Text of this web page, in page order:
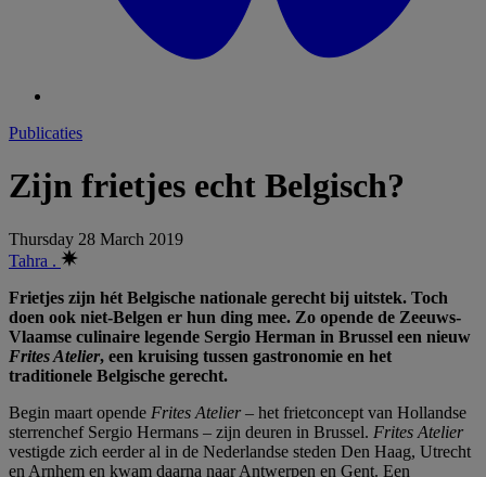
Publicaties
Zijn frietjes echt Belgisch?
Thursday 28 March 2019
Tahra .
Frietjes zijn hét Belgische nationale gerecht bij uitstek. Toch
doen ook niet-Belgen er hun ding mee. Zo opende de Zeeuws-
Vlaamse culinaire legende Sergio Herman in Brussel een nieuw
Frites Atelier, een kruising tussen gastronomie en het
traditionele Belgische gerecht.
Begin maart opende Frites Atelier– het frietconcept van Hollandse
sterrenchef Sergio Hermans – zijn deuren in Brussel. Frites Atelier
vestigde zich eerder al in de Nederlandse steden Den Haag, Utrecht
en Arnhem en kwam daarna naar Antwerpen en Gent. Een